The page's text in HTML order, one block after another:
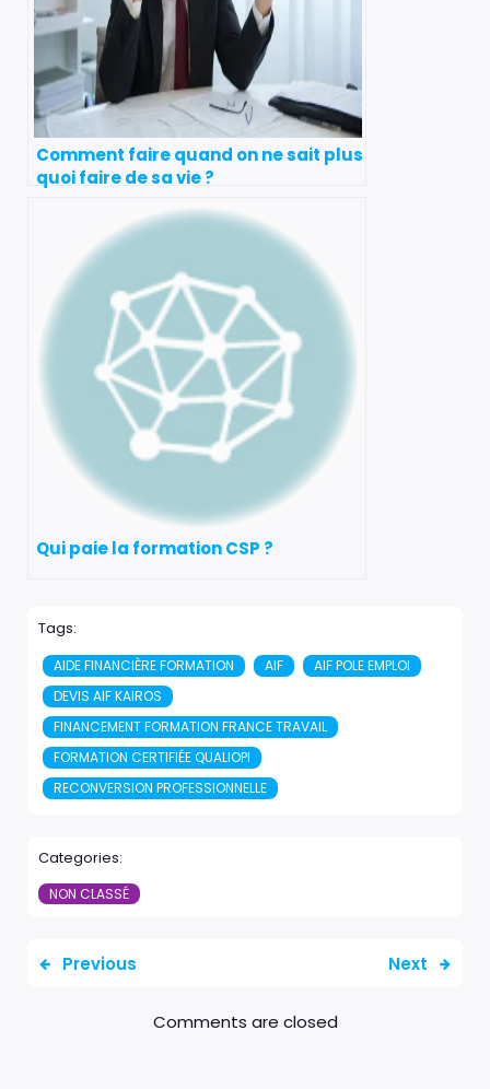
Comment faire quand on ne sait plus
quoi faire de sa vie ?
Qui paie la formation CSP ?
Tags:
AIDE FINANCIÈRE FORMATION AIF
AIF POLE EMPLOI
DEVIS AIF KAIROS
FINANCEMENT FORMATION FRANCE TRAVAIL
FORMATION CERTIFIÉE QUALIOPI
RECONVERSION PROFESSIONNELLE
Categories:
NON CLASSÉ
Previous Next
Comments are closed